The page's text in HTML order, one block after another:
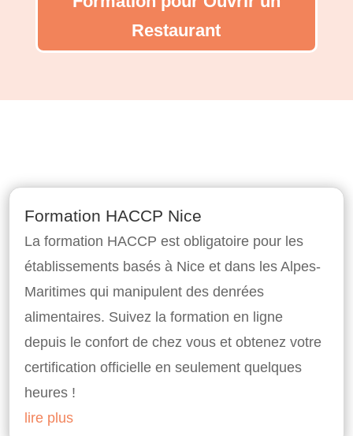
Restaurant
Formation HACCP Nice
La formation HACCP est obligatoire pour les
établissements basés à Nice et dans les Alpes-
Maritimes qui manipulent des denrées
alimentaires. Suivez la formation en ligne
depuis le confort de chez vous et obtenez votre
certification officielle en seulement quelques
heures !
lire plus